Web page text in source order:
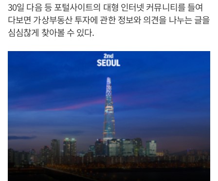
30일 다음 등 포털사이트의 대형 인터넷 커뮤니티를 들여
다보면 가상부동산 투자에 관한 정보와 의견을 나누는 글을
심심찮게 찾아볼 수 있다.